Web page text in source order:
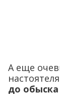
А еще
до